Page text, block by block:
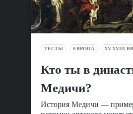
ТЕСТЫ ЕВРОПА XV-XVIII
Кто ты в
Медичи?
История Медичи —